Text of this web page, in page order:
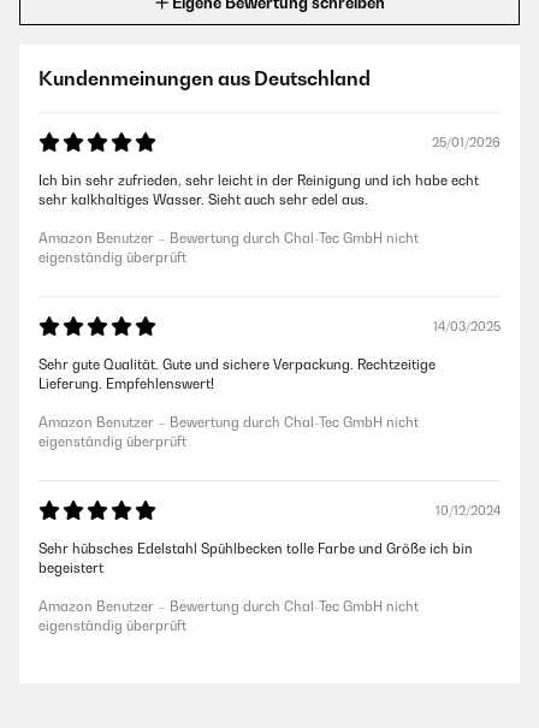
Kundenmeinungen aus Deutschland
25/01/2026
Ich bin sehr zufrieden, sehr leicht in der Reinigung und ich habe echt
sehr kalkhaltiges Wasser. Sieht auch sehr edel aus.
Amazon Benutzer – Bewertung durch Chal-Tec GmbH nicht
eigenständig überprüft
14/03/2025
Sehr gute Qualität. Gute und sichere Verpackung. Rechtzeitige
Lieferung. Empfehlenswert!
Amazon Benutzer – Bewertung durch Chal-Tec GmbH nicht
eigenständig überprüft
10/12/2024
Sehr hübsches Edelstahl Spühlbecken tolle Farbe und Größe ich bin
begeistert
Amazon Benutzer – Bewertung durch Chal-Tec GmbH nicht
eigenständig überprüft